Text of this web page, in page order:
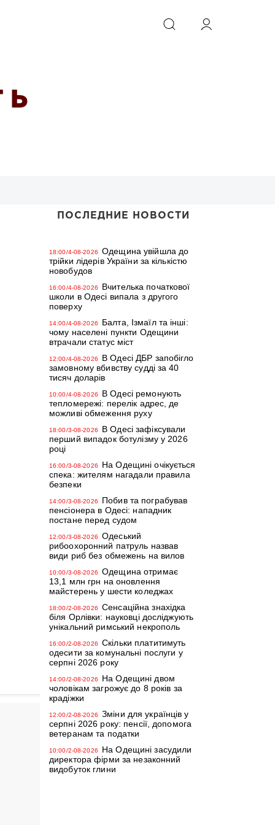
ИСКАТЬ
Ь
ПОСЛЕДНИЕ НОВОСТИ
18:00/4-08-2026
Одещина увійшла до
трійки лідерів України за кількістю
новобудов
16:00/4-08-2026
Вчителька початкової
школи в Одесі випала з другого
поверху
14:00/4-08-2026
Балта, Ізмаїл та інші:
чому населені пункти Одещини
втрачали статус міст
12:00/4-08-2026
В Одесі ДБР запобігло
замовному вбивству судді за 40
тисяч доларів
10:00/4-08-2026
В Одесі ремонують
тепломережі: перелік адрес, де
можливі обмеження руху
18:00/3-08-2026
В Одесі зафіксували
перший випадок ботулізму у 2026
році
16:00/3-08-2026
На Одещині очікується
спека: жителям нагадали правила
безпеки
14:00/3-08-2026
Побив та пограбував
пенсіонера в Одесі: нападник
постане перед судом
12:00/3-08-2026
Одеський
рибоохоронний патруль назвав
види риб без обмежень на вилов
10:00/3-08-2026
Одещина отримає
13,1 млн грн на оновлення
майстерень у шести коледжах
18:00/2-08-2026
Сенсаційна знахідка
біля Орлівки: науковці досліджують
унікальний римський некрополь
16:00/2-08-2026
Скільки платитимуть
одесити за комунальні послуги у
серпні 2026 року
14:00/2-08-2026
На Одещині двом
чоловікам загрожує до 8 років за
крадіжки
12:00/2-08-2026
Зміни для українців у
серпні 2026 року: пенсії, допомога
ветеранам та податки
10:00/2-08-2026
На Одещині засудили
директора фірми за незаконний
видобуток глини